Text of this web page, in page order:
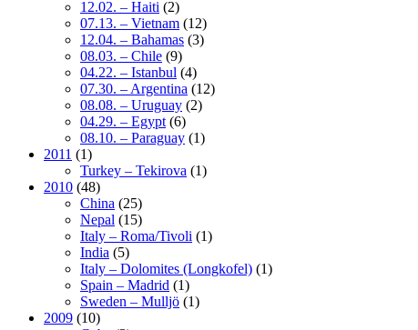
12.02. – Haiti (2)
07.13. – Vietnam (12)
12.04. – Bahamas (3)
08.03. – Chile (9)
04.22. – Istanbul (4)
07.30. – Argentina (12)
08.08. – Uruguay (2)
04.29. – Egypt (6)
08.10. – Paraguay (1)
2011 (1)
Turkey – Tekirova (1)
2010 (48)
China (25)
Nepal (15)
Italy – Roma/Tivoli (1)
India (5)
Italy – Dolomites (Longkofel) (1)
Spain – Madrid (1)
Sweden – Mulljö (1)
2009 (10)